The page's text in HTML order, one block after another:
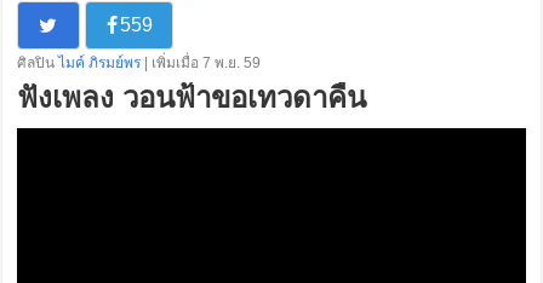
559
ศิลปิน ไมค์ ภิรมย์พร | เพิ่มเมื่อ 7 พ.ย. 59
ฟังเพลง วอนฟ้าขอเทวดาคืน